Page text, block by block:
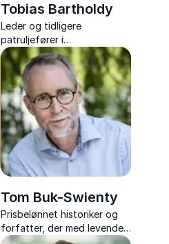
Tobias Bartholdy
Leder og tidligere
patruljefører i
Slædepatruljen Sirius, der
inspirerer med ægte
ledelsesindsigt og teamwork
fra Grønlands ødemark.
Tom Buk-Swienty
Prisbelønnet historiker og
forfatter, der med levende
foredrag gør fortidens